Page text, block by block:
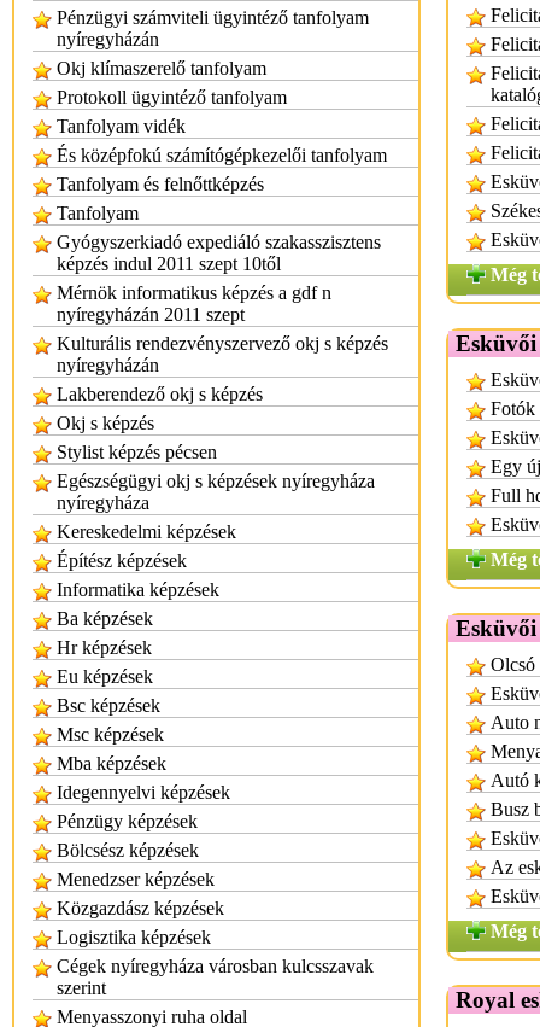
Pénzügyi számviteli ügyintéző tanfolyam
nyíregyházán
Okj klímaszerelő tanfolyam
Protokoll ügyintéző tanfolyam
Tanfolyam vidék
És középfokú számítógépkezelői tanfolyam
Tanfolyam és felnőttképzés
Tanfolyam
Gyógyszerkiadó expediáló szakasszisztens
képzés indul 2011 szept 10től
Mérnök informatikus képzés a gdf n
nyíregyházán 2011 szept
Kulturális rendezvényszervező okj s képzés
nyíregyházán
Lakberendező okj s képzés
Okj s képzés
Stylist képzés pécsen
Egészségügyi okj s képzések nyíregyháza
nyíregyháza
Kereskedelmi képzések
Építész képzések
Informatika képzések
Ba képzések
Hr képzések
Eu képzések
Bsc képzések
Msc képzések
Mba képzések
Idegennyelvi képzések
Pénzügy képzések
Bölcsész képzések
Menedzser képzések
Közgazdász képzések
Logisztika képzések
Cégek nyíregyháza városban kulcsszavak
szerint
Menyasszonyi ruha oldal
Még
Fotók
Egy
Full
Még
Esküvői
Olcsó
Auto
Autó
Busz
Az
Még
Royal